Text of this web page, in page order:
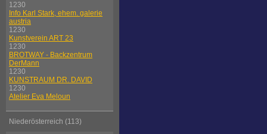
1230
Info Karl Stark, ehem. galerie
austria
1230
Kunstverein ART 23
1230
BROTWAY - Backzentrum
DerMann
1230
KUNSTRAUM DR. DAVID
1230
Atelier Eva Meloun
Niederösterreich (113)